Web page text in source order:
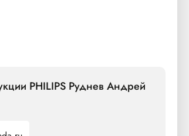
PHILIPS Руднев Андрей